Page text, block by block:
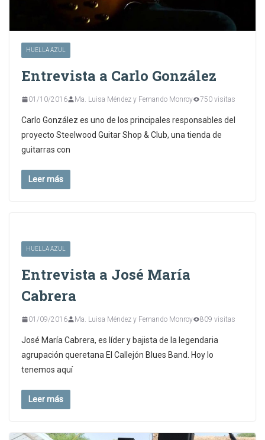
HUELLA AZUL
Entrevista a Carlo González
01/10/2016 Ma. Luisa Méndez y Fernando Monroy 750 visitas
Carlo González es uno de los principales responsables del
proyecto Steelwood Guitar Shop & Club, una tienda de
guitarras con
Leer más
HUELLA AZUL
Entrevista a José María
Cabrera
01/09/2016 Ma. Luisa Méndez y Fernando Monroy 809 visitas
José María Cabrera, es líder y bajista de la legendaria
agrupación queretana El Callejón Blues Band. Hoy lo
tenemos aquí
Leer más